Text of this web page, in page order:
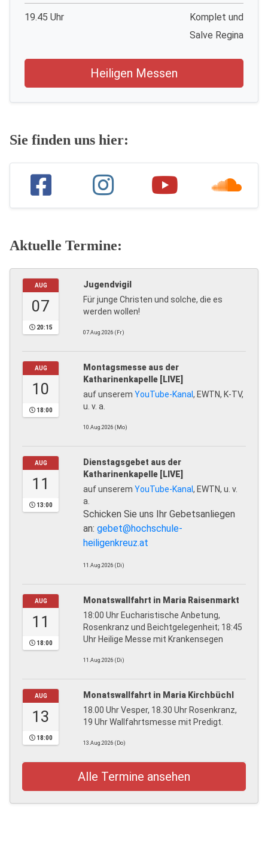
19.45 Uhr
Komplet und
Salve Regina
Heiligen Messen
Sie finden uns hier:
Aktuelle Termine:
AUG
07
20:15
Jugendvigil
Für junge Christen und solche, die es
werden wollen!
07.Aug.2026 (Fr)
AUG
10
18:00
Montagsmesse aus der
Katharinenkapelle [LIVE]
auf unserem YouTube-Kanal , EWTN, K-TV,
u. v. a.
10.Aug.2026 (Mo)
AUG
11
13:00
Dienstagsgebet aus der
Katharinenkapelle [LIVE]
auf unserem YouTube-Kanal , EWTN, u. v.
a.
Schicken Sie uns Ihr Gebetsanliegen
an: gebet@hochschule-
heiligenkreuz.at
11.Aug.2026 (Di)
AUG
11
18:00
Monatswallfahrt in Maria Raisenmarkt
18:00 Uhr Eucharistische Anbetung,
Rosenkranz und Beichtgelegenheit; 18:45
Uhr Heilige Messe mit Krankensegen
11.Aug.2026 (Di)
AUG
13
18:00
Monatswallfahrt in Maria Kirchbüchl
18.00 Uhr Vesper, 18.30 Uhr Rosenkranz,
19 Uhr Wallfahrtsmesse mit Predigt.
13.Aug.2026 (Do)
Alle Termine ansehen